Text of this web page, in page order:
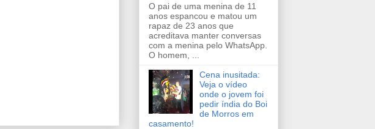
O pai de uma menina de 11
anos espancou e matou um
rapaz de 23 anos que
acreditava manter conversas
com a menina pelo WhatsApp.
O homem, ...
Cena inusitada:
Veja o vídeo
onde o jovem foi
pedir índia do Boi
de Morros em
casamento!